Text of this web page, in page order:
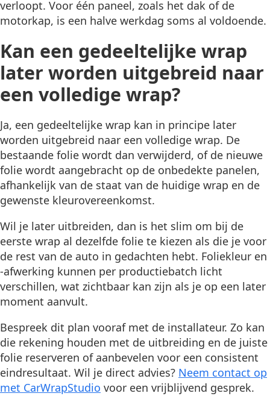
verloopt. Voor één paneel, zoals het dak of de
motorkap, is een halve werkdag soms al voldoende.
Kan een gedeeltelijke wrap
later worden uitgebreid naar
een volledige wrap?
Ja, een gedeeltelijke wrap kan in principe later
worden uitgebreid naar een volledige wrap. De
bestaande folie wordt dan verwijderd, of de nieuwe
folie wordt aangebracht op de onbedekte panelen,
afhankelijk van de staat van de huidige wrap en de
gewenste kleurovereenkomst.
Wil je later uitbreiden, dan is het slim om bij de
eerste wrap al dezelfde folie te kiezen als die je voor
de rest van de auto in gedachten hebt. Foliekleur en
-afwerking kunnen per productiebatch licht
verschillen, wat zichtbaar kan zijn als je op een later
moment aanvult.
Bespreek dit plan vooraf met de installateur. Zo kan
die rekening houden met de uitbreiding en de juiste
folie reserveren of aanbevelen voor een consistent
eindresultaat. Wil je direct advies? Neem contact op
met CarWrapStudio voor een vrijblijvend gesprek.